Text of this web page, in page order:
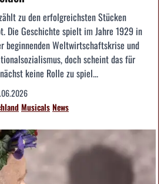
zu den erfolgreichsten Stücken
Die Geschichte spielt im Jahre 1929 in
beginnenden Weltwirtschaftskrise und
doch scheint das für
keine Rolle zu spiel...
MusicalsNews